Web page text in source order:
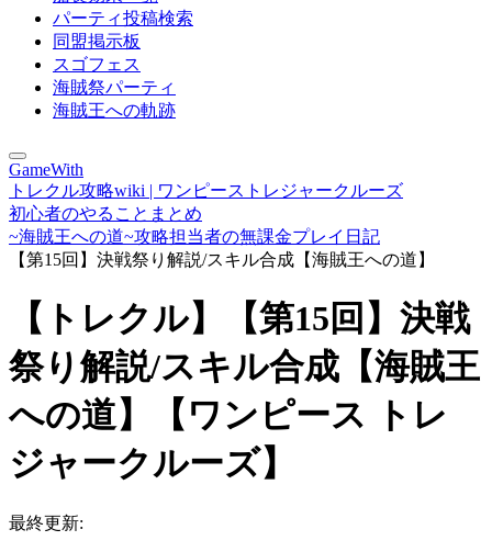
パーティ投稿検索
同盟掲示板
スゴフェス
海賊祭パーティ
海賊王への軌跡
GameWith
トレクル攻略wiki | ワンピーストレジャークルーズ
初心者のやることまとめ
~海賊王への道~攻略担当者の無課金プレイ日記
【第15回】決戦祭り解説/スキル合成【海賊王への道】
【トレクル】【第15回】決戦
祭り解説/スキル合成【海賊王
への道】【ワンピース トレ
ジャークルーズ】
最終更新: